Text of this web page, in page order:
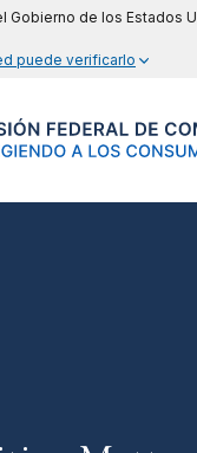
Gobierno de los Estados
puede verificarlo